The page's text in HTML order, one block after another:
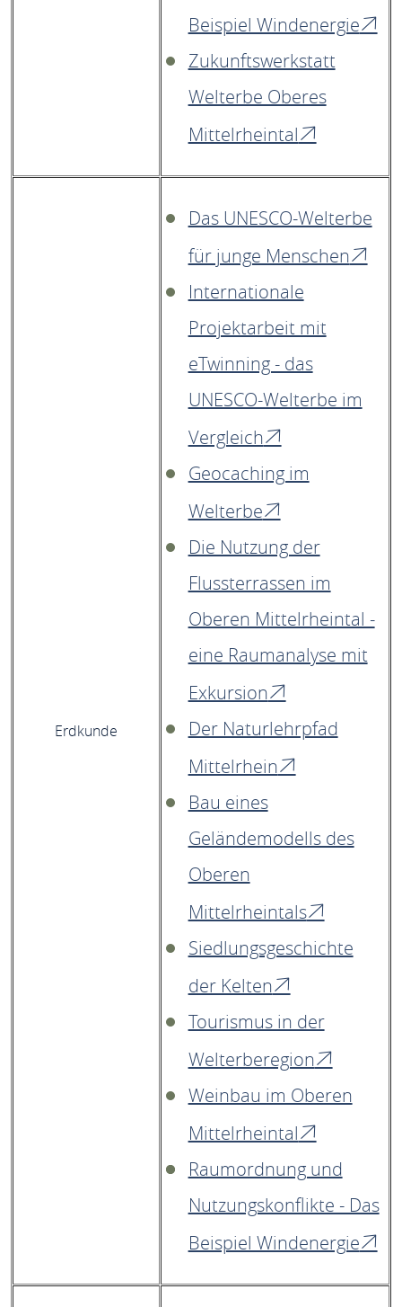
Beispiel Windenergie
Zukunftswerkstatt
Welterbe Oberes
Mittelrheintal
Erdkunde
Das UNESCO-Welterbe
für junge Menschen
Internationale
Projektarbeit mit
eTwinning - das
UNESCO-Welterbe im
Vergleich
Geocaching im
Welterbe
Die Nutzung der
Flussterrassen im
Oberen Mittelrheintal -
eine Raumanalyse mit
Exkursion
Der Naturlehrpfad
Mittelrhein
Bau eines
Geländemodells des
Oberen
Mittelrheintals
Siedlungsgeschichte
der Kelten
Tourismus in der
Welterberegion
Weinbau im Oberen
Mittelrheintal
Raumordnung und
Nutzungskonflikte - Das
Beispiel Windenergie